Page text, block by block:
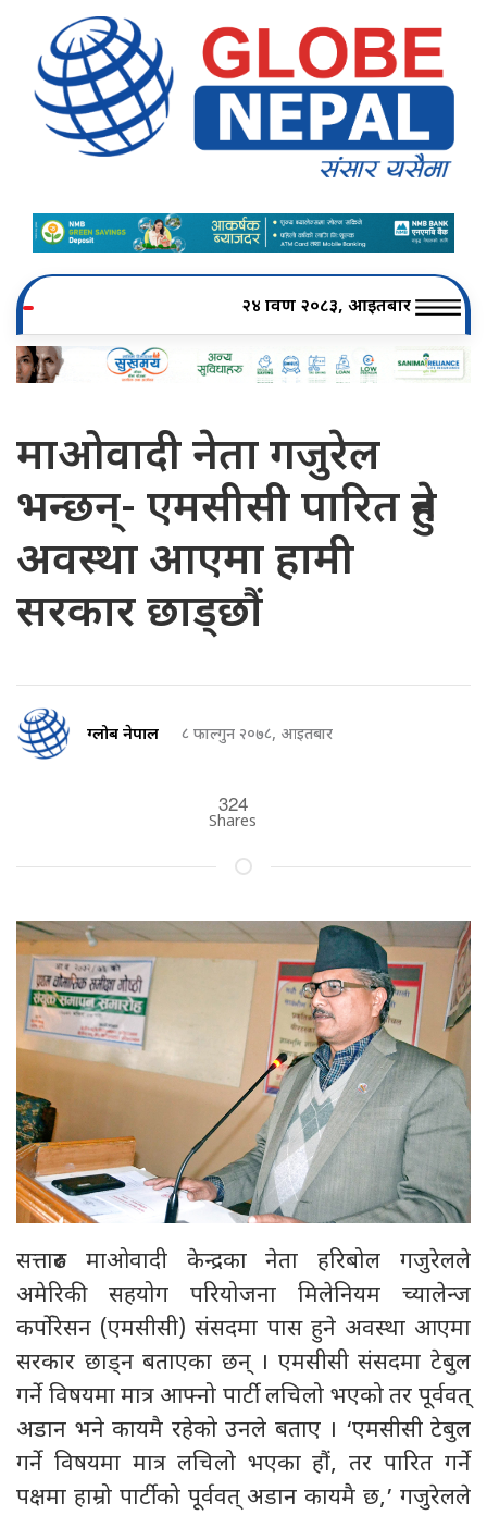
२४ श्रावण २०८३, आइतबार
माओवादी नेता गजुरेल
भन्छन्- एमसीसी पारित हुने
अवस्था आएमा हामी
सरकार छाड्छौं
ग्लोब नेपाल ८ फाल्गुन २०७८, आइतबार
324
Shares
सत्तारुढ माओवादी केन्द्रका नेता हरिबोल गजुरेलले
अमेरिकी सहयोग परियोजना मिलेनियम च्यालेन्ज
कर्पोरेसन (एमसीसी) संसदमा पास हुने अवस्था आएमा
सरकार छाड्न बताएका छन् । एमसीसी संसदमा टेबुल
गर्ने विषयमा मात्र आफ्नो पार्टी लचिलो भएको तर पूर्ववत्
अडान भने कायमै रहेको उनले बताए । ‘एमसीसी टेबुल
गर्ने विषयमा मात्र लचिलो भएका हौं, तर पारित गर्ने
पक्षमा हाम्रो पार्टीको पूर्ववत् अडान कायमै छ,’ गजुरेलले